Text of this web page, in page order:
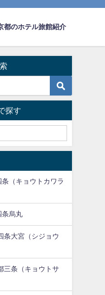
都のホテル旅館紹介
探す
（キョウトカワラ
条烏丸
条大宮（シジョウ
三条（キョウトサ